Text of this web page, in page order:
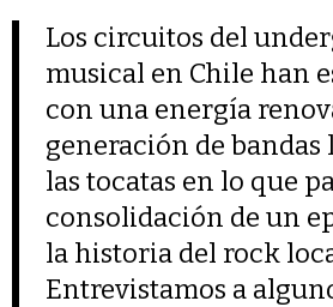
Los circuitos del
musical en Chile han
con una energía
generación de bandas
las tocatas en lo que
consolidación de un
la historia del rock
Entrevistamos a